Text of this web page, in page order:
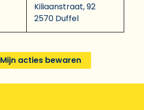
Kiliaanstraat, 92
2570 Duffel
Mijn acties bewaren